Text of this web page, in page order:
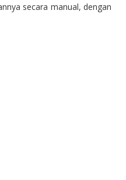
secara manual, dengan